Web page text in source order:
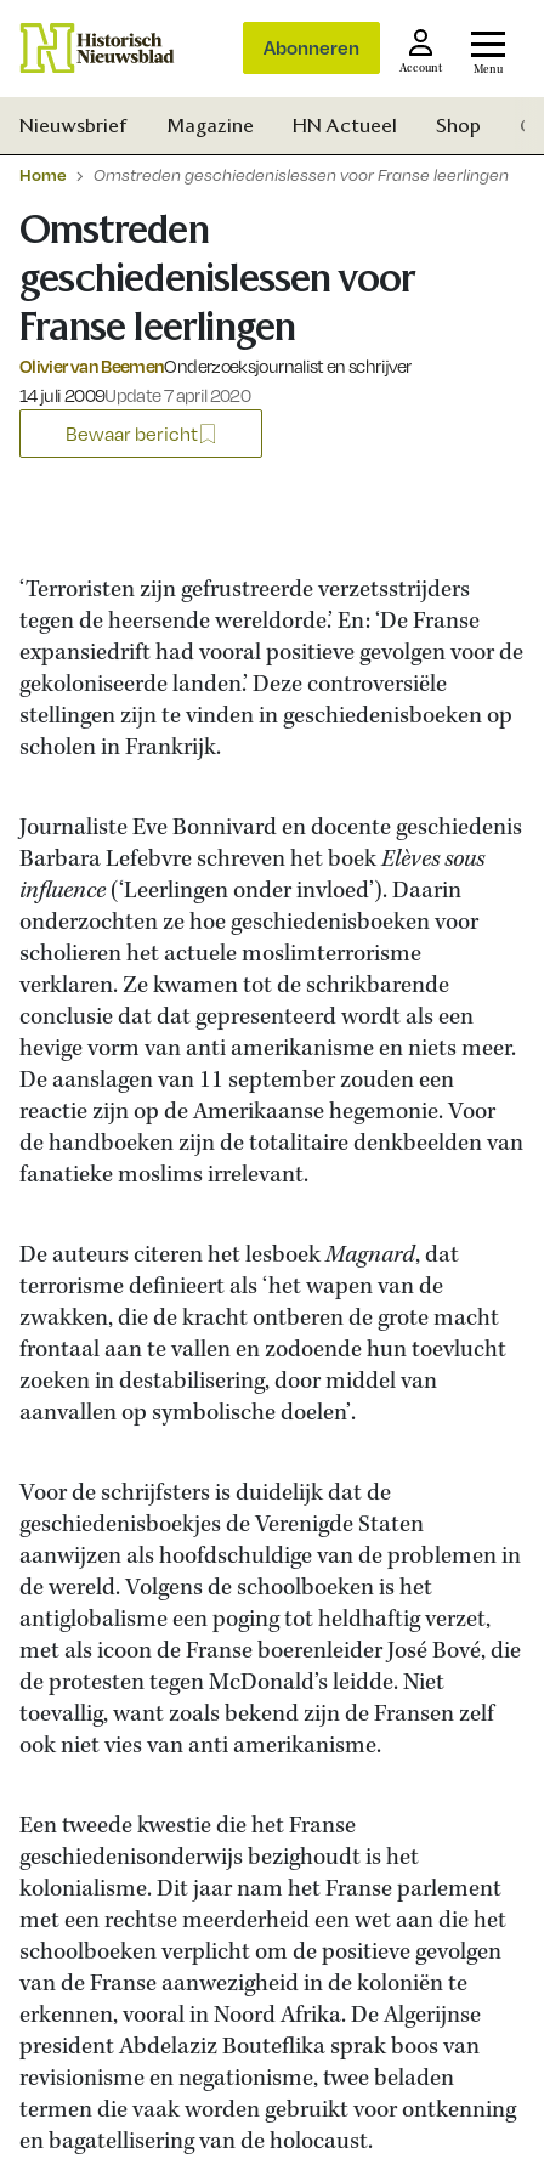
Abonneren
Account Menu
Nieuwsbrief Magazine HN Actueel Shop
Home Omstreden geschiedenislessen voor Franse leerlingen
Omstreden
geschiedenislessen voor
Franse leerlingen
Olivier van BeemenOnderzoeksjournalist en schrijver
Gepubliceerd op:
14 juli 2009Update 7 april 2020
Bewaar bericht
‘Terroristen zijn gefrustreerde verzetsstrijders
tegen de heersende wereldorde.’ En: ‘De Franse
expansiedrift had vooral positieve gevolgen voor de
gekoloniseerde landen.’ Deze controversiële
stellingen zijn te vinden in geschiedenisboeken op
scholen in Frankrijk.
Journaliste Eve Bonnivard en docente geschiedenis
Barbara Lefebvre schreven het boekElèves sous
influence(‘Leerlingen onder invloed’). Daarin
onderzochten ze hoe geschiedenisboeken voor
scholieren het actuele moslimterrorisme
verklaren. Ze kwamen tot de schrikbarende
conclusie dat dat gepresenteerd wordt als een
hevige vorm van anti amerikanisme en niets meer.
De aanslagen van 11 september zouden een
reactie zijn op de Amerikaanse hegemonie. Voor
de handboeken zijn de totalitaire denkbeelden van
fanatieke moslims irrelevant.
De auteurs citeren het lesboekMagnard, dat
terrorisme definieert als ‘het wapen van de
zwakken, die de kracht ontberen de grote macht
frontaal aan te vallen en zodoende hun toevlucht
zoeken in destabilisering, door middel van
aanvallen op symbolische doelen’.
Voor de schrijfsters is duidelijk dat de
geschiedenisboekjes de Verenigde Staten
aanwijzen als hoofdschuldige van de problemen in
de wereld. Volgens de schoolboeken is het
antiglobalisme een poging tot heldhaftig verzet,
met als icoon de Franse boerenleider José Bové, die
de protesten tegen McDonald’s leidde. Niet
toevallig, want zoals bekend zijn de Fransen zelf
ook niet vies van anti amerikanisme.
Een tweede kwestie die het Franse
geschiedenisonderwijs bezighoudt is het
kolonialisme. Dit jaar nam het Franse parlement
met een rechtse meerderheid een wet aan die het
schoolboeken verplicht om de positieve gevolgen
van de Franse aanwezigheid in de koloniën te
erkennen, vooral in Noord Afrika. De Algerijnse
president Abdelaziz Bouteflika sprak boos van
revisionisme en negationisme, twee beladen
termen die vaak worden gebruikt voor ontkenning
en bagatellisering van de holocaust.